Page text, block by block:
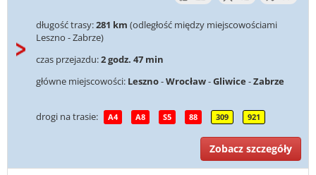
długość trasy:281 km (odległość między miejscowościami
Leszno - Zabrze)
czas przejazdu:2 godz. 47 min
główne miejscowości: Leszno-Wrocław-Gliwice -Zabrze
drogi na trasie: A4 A8 S5 88 309 921
Zobacz szczegóły